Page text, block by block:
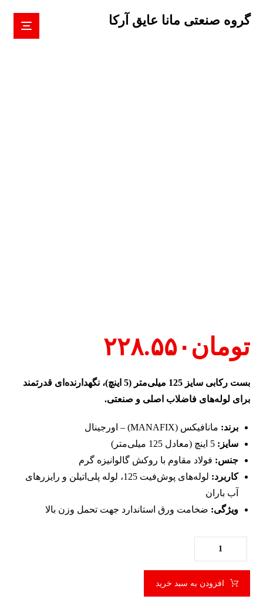
گروه صنعتی مانا عایق آرکا
تومان ۲۲۸.۵۵۰
بست رکابی سایز 125 میلی‌متر (5 اینچ)، نگهدارنده‌ای قدرتمند
برای لوله‌های فاضلاب اصلی و صنعتی.
برند: مانافیکس (MANAFIX) – اورجینال
سایز: 5 اینچ (معادل 125 میلی‌متر)
جنس: فولاد مقاوم با روکش گالوانیزه گرم
کاربرد:
لوله‌های پوش‌فیت 125، لوله پلی‌اتیلن و رایزرهای
آب باران
ویژگی: ضخامت ورق استاندارد جهت تحمل وزن بالا
افزودن به سبد خرید